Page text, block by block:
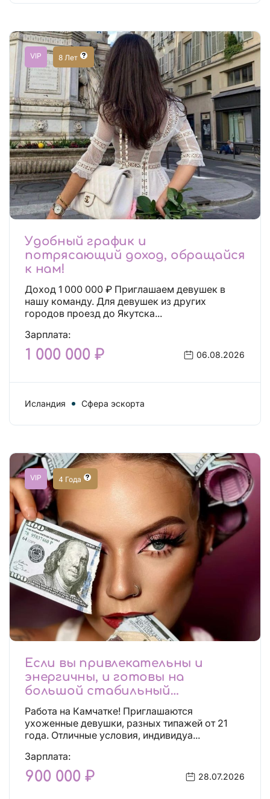
VIP 8 Лет
Удобный график и
потрясающий доход, обращайся
к нам!
Доход 1 000 000 ₽ Приглашаем девушек в
нашу команду. Для девушек из других
городов проезд до Якутска...
Зарплата:
1 000 000 ₽ 06.08.2026
Исландия Сфера эскорта
VIP 4 Года
Если вы привлекательны и
энергичны, и готовы на
большой стабильный
заработок, тогда вы уже нашли,
что искали!
Работа на Камчатке! Приглашаются
ухоженные девушки, разных типажей от 21
года. Отличные условия, индивидуа...
Зарплата:
900 000 ₽ 28.07.2026